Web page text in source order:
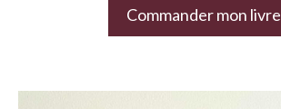
Commander mon livre